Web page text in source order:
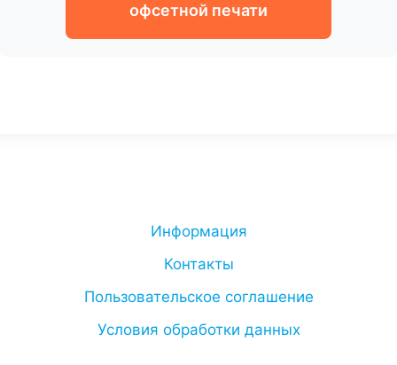
офсетной печати
Информация
Контакты
Пользовательское соглашение
Условия обработки данных